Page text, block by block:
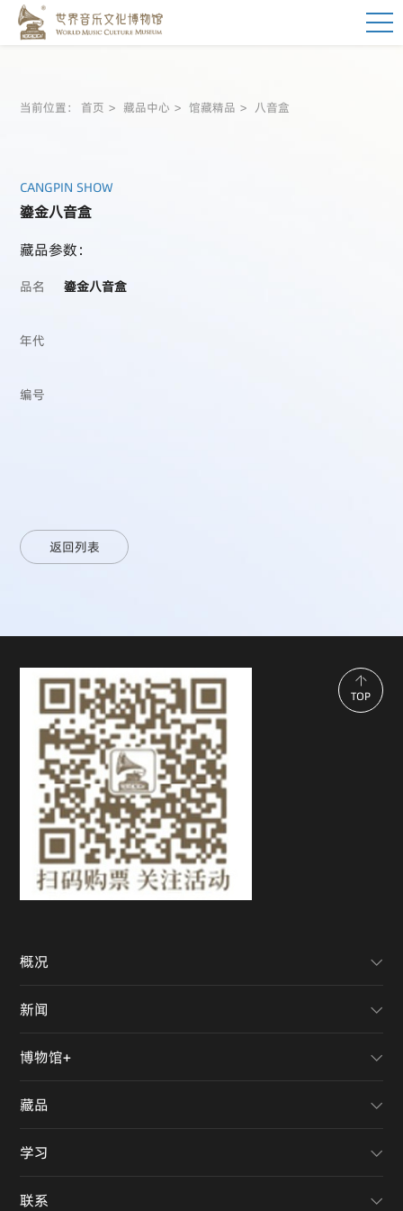
当前位置：首页 藏品中心 馆藏精品 八音盒
CANGPIN SHOW
鎏金八音盒
藏品参数：
品名 鎏金八音盒
年代
编号
返回列表
概况
新闻
博物馆+
藏品
学习
联系
TOP